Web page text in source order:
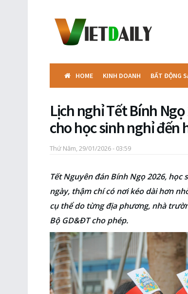
HOME KINH DOANH BẤT ĐỘNG
Lịch nghỉ Tết Bính
cho học sinh nghỉ đến
Thứ Năm, 29/01/2026 - 03:59
Tết Nguyên đán Bính Ngọ 2026,
ngày, thậm chí có nơi kéo dài hơn
cụ thể do từng địa phương, nhà
Bộ GD&ĐT cho phép.